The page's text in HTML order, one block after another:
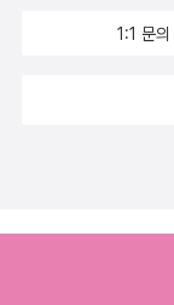
1:1 문의